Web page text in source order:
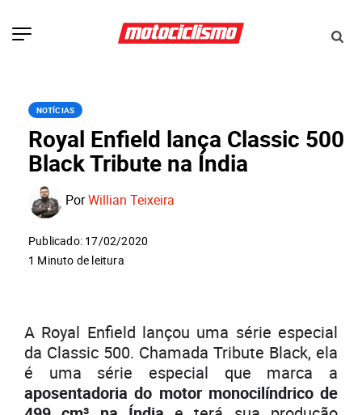
NOTÍCIAS
Royal Enfield lança Classic 500
Black Tribute na Índia
PorWillian Teixeira
Publicado: 17/02/2020
1 Minuto de leitura
A Royal Enfield lançou uma série especial
da Classic 500. Chamada Tribute Black, ela
é uma série especial que marca a
aposentadoria do motor monocilíndrico de